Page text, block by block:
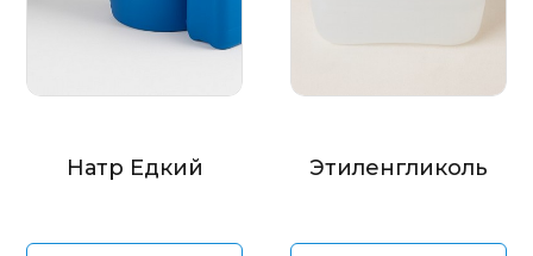
Натр Едкий Этиленгликоль